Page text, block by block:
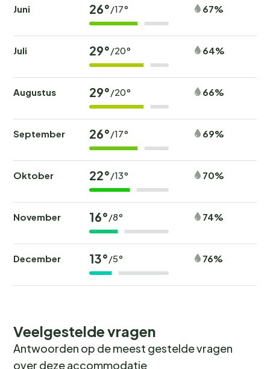
Juni 26°/17° 67%
Juli 29°/20° 64%
Augustus 29°/20° 66%
September 26°/17° 69%
Oktober 22°/13° 70%
November 16°/8° 74%
December 13°/5° 76%
Veelgestelde vragen
Antwoorden op de meest gestelde vragen
over deze accommodatie